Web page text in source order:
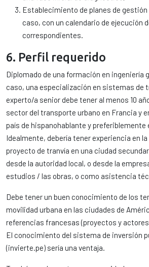
Establecimiento de planes de gestión
caso, con un calendario de ejecución
correspondientes.
6. Perfil requerido
Diplomado de una formación en ingeniería
caso, una especialización en sistemas de
experto/a senior debe tener al menos 10
sector del transporte urbano en Francia y
país de hispanohablante y preferiblemente
Idealmente, debería tener experiencia en
proyecto de tranvía en una ciudad
desde la autoridad local, o desde la
estudios / las obras, o como asistencia
Debe tener un buen conocimiento de los
movilidad urbana en las ciudades de
referencias francesas (proyectos y
El conocimiento del sistema de inversión
(invierte.pe) sería una ventaja.